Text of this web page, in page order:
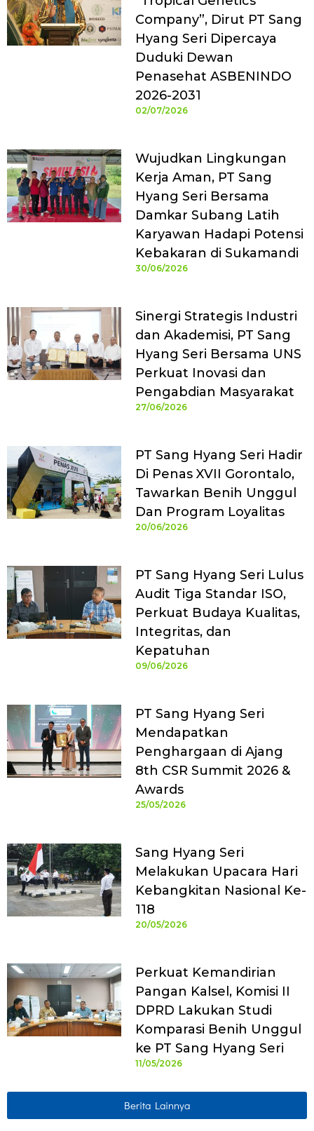
Company”, Dirut PT Sang
Hyang Seri Dipercaya
Duduki Dewan
Penasehat ASBENINDO
2026-2031
02/07/2026
Wujudkan Lingkungan
Kerja Aman, PT Sang
Hyang Seri Bersama
Damkar Subang Latih
Karyawan Hadapi Potensi
Kebakaran di Sukamandi
30/06/2026
Sinergi Strategis Industri
dan Akademisi, PT Sang
Hyang Seri Bersama UNS
Perkuat Inovasi dan
Pengabdian Masyarakat
27/06/2026
PT Sang Hyang Seri Hadir
Di Penas XVII Gorontalo,
Tawarkan Benih Unggul
Dan Program Loyalitas
20/06/2026
PT Sang Hyang Seri Lulus
Audit Tiga Standar ISO,
Perkuat Budaya Kualitas,
Integritas, dan
Kepatuhan
09/06/2026
PT Sang Hyang Seri
Mendapatkan
Penghargaan di Ajang
8th CSR Summit 2026 &
Awards
25/05/2026
Sang Hyang Seri
Melakukan Upacara Hari
Kebangkitan Nasional Ke-
118
20/05/2026
Perkuat Kemandirian
Pangan Kalsel, Komisi II
DPRD Lakukan Studi
Komparasi Benih Unggul
ke PT Sang Hyang Seri
11/05/2026
Berita Lainnya